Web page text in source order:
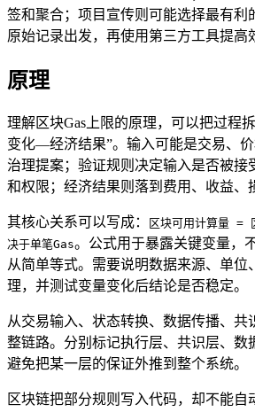
签和聚合；项目宣传则可能选择最有利
原始记录出发，再使用第三方工具提高
原理
理解区块Gas上限的原理，可以把过
变化—经济结果”。输入可能是交易、
治理提案；验证规则决定输入是否被接
和权限；经济结果则落到费用、收益、
其核心关系可以写成：
区块可用计算量 =
决于单笔Gas。公式用于暴露关键变量，
从简单等式。需要说明数据来源、单位
理，并测试变量变化后结论是否稳定。
从交易输入、状态转换、数据传播、共
整链路。分别标记执行层、共识层、数
避免把某一层的保证外推到整个系统。
区块链把部分规则写入代码，却不能自